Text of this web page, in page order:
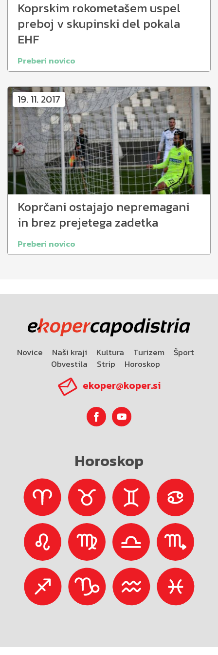
Koprskim rokometašem uspel
preboj v skupinski del pokala
EHF
Preberi novico
19. 11. 2017
Koprčani ostajajo nepremagani
in brez prejetega zadetka
Preberi novico
Novice Naši kraji Kultura Turizem
Šport
Obvestila
Strip Horoskop
ekoper@koper.si
Horoskop